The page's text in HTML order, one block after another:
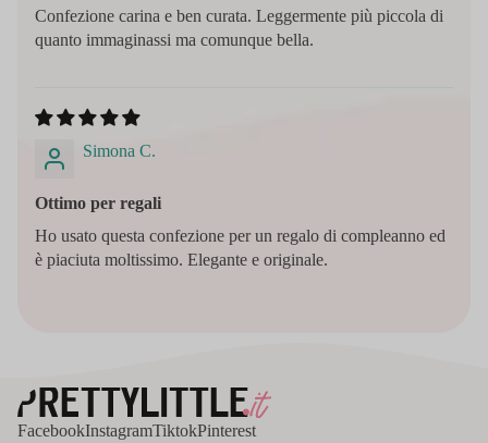
Confezione carina e ben curata. Leggermente più piccola di
quanto immaginassi ma comunque bella.
Simona C.
Ottimo per regali
Ho usato questa confezione per un regalo di compleanno ed
è piaciuta moltissimo. Elegante e originale.
FacebookInstagramTiktokPinterest